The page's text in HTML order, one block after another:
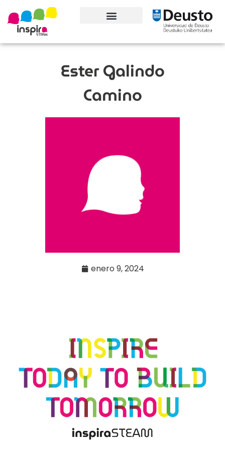
Ester Galindo
Camino
enero 9, 2024